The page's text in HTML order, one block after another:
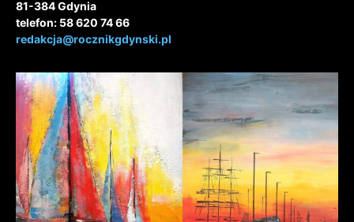
81-384 Gdynia
telefon: 58 620 74 66
redakcja@rocznikgdynski.pl